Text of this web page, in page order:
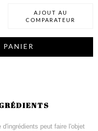
AJOUT AU
COMPARATEUR
d'ingrédients peut faire l'objet